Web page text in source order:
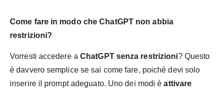
Come fare in modo che ChatGPT non abbia
restrizioni?
Vorresti accedere a ChatGPT senza restrizioni? Questo
è davvero semplice se sai come fare, poiché devi solo
inserire il prompt adeguato. Uno dei modi èattivare